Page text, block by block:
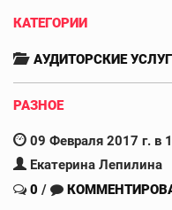
КАТЕГОРИИ
АУДИТОРСКИЕ
РАЗНОЕ
09 Февраля 2017 г. в
Екатерина Лепилина
0 /